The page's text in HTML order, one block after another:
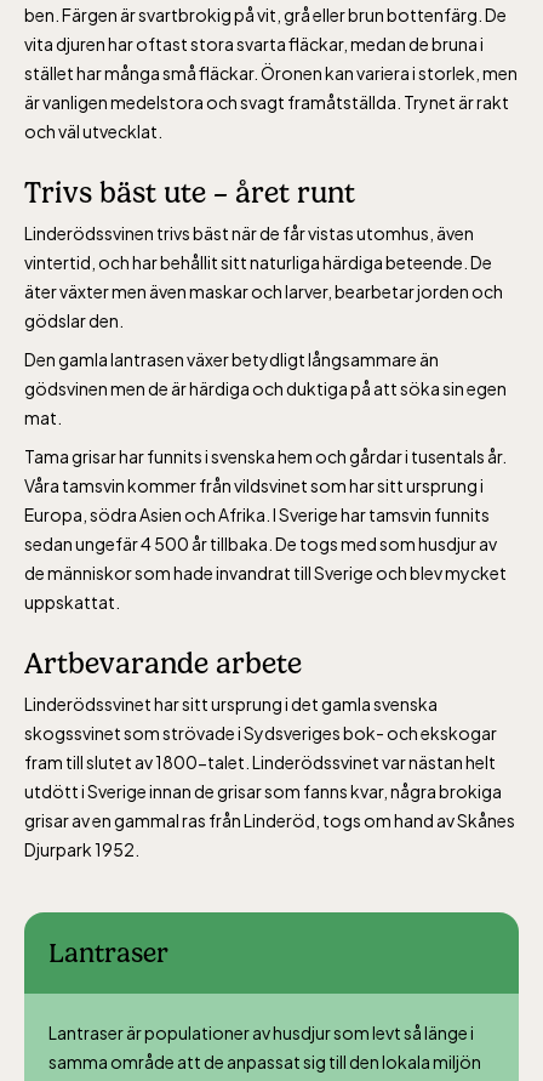
ben. Färgen är svartbrokig på vit, grå eller brun bottenfärg. De
vita djuren har oftast stora svarta fläckar, medan de bruna i
stället har många små fläckar. Öronen kan variera i storlek, men
är vanligen medelstora och svagt framåtställda. Trynet är rakt
och väl utvecklat.
Trivs bäst ute – året runt
Linderödssvinen trivs bäst när de får vistas utomhus, även
vintertid, och har behållit sitt naturliga härdiga beteende. De
äter växter men även maskar och larver, bearbetar jorden och
gödslar den.
Den gamla lantrasen växer betydligt långsammare än
gödsvinen men de är härdiga och duktiga på att söka sin egen
mat.
Tama grisar har funnits i svenska hem och gårdar i tusentals år.
Våra tamsvin kommer från vildsvinet som har sitt ursprung i
Europa, södra Asien och Afrika. I Sverige har tamsvin funnits
sedan ungefär 4 500 år tillbaka. De togs med som husdjur av
de människor som hade invandrat till Sverige och blev mycket
uppskattat.
Artbevarande arbete
Linderödssvinet har sitt ursprung i det gamla svenska
skogssvinet som strövade i Sydsveriges bok- och ekskogar
fram till slutet av 1800-talet. Linderödssvinet var nästan helt
utdött i Sverige innan de grisar som fanns kvar, några brokiga
grisar av en gammal ras från Linderöd, togs om hand av Skånes
Djurpark 1952.
Lantraser
Lantraser är populationer av husdjur som levt så länge i
samma område att de anpassat sig till den lokala miljön
Lill-Skansen, inkluderad i entrén
jan-mars vardagar 10-15, helger 10-16, april
alla dagar 10-16, maj-september 10-18,
oktober-december vardagar 10-15 helger
10-16
Baltic Sea Science Center inkluderad i
entrén
jan-mars vardagar 10-15, helger 10-16, april
oktober-december vardagar 10-15 helger
10-16
Bergbanan har
april och därefter